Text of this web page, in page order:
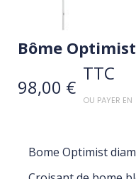
Bôme
98,00 €
TTC
OU PAYER EN
Bome Optimist